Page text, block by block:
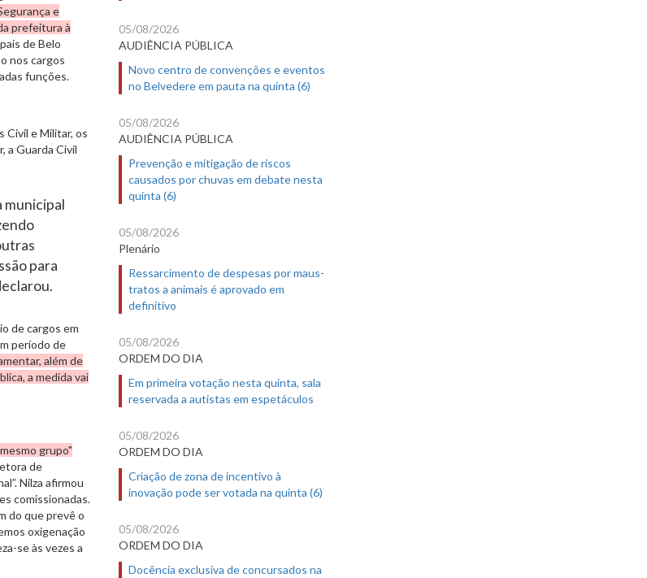
e
prefeitura à
de Belo
nos cargos
funções.
Civil e Militar, os
a Guarda Civil
municipal
para
de cargos em
período de
além de
a medida vai
grupo"
de
Nilza afirmou
comissionadas.
do que prevê o
oxigenação
se às vezes a
05/08/2026
AUDIÊNCIA PÚBLICA
Novo centro de convenções e eventos
no Belvedere em pauta na quinta (6)
05/08/2026
AUDIÊNCIA PÚBLICA
Prevenção e mitigação de riscos
causados por chuvas em debate nesta
quinta (6)
05/08/2026
Plenário
Ressarcimento de despesas por maus-
tratos a animais é aprovado em
definitivo
05/08/2026
ORDEM DO DIA
Em primeira votação nesta quinta, sala
reservada a autistas em espetáculos
05/08/2026
ORDEM DO DIA
Criação de zona de incentivo à
inovação pode ser votada na quinta (6)
05/08/2026
ORDEM DO DIA
Docência exclusiva de concursados na